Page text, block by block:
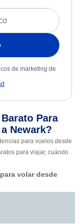
de marketing de
Para
Newark?
para vuelos desde
para viajar, cuándo
volar desde